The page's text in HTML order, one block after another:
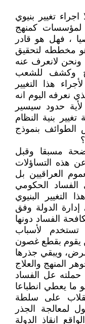
تغيير بنيوي
لمؤسسات كمنهج
، فهل هو قادر
مخططه لتحقيق
ونحن لانعرف عنه
وكشف للشعب
هذا التغيير
نعرفه اليوم انه
حدود سيسير
بنية النظام
الطوائف بنموذج
مسبقا وقبل
هذه التساؤلات
العراقيين بل
الفساد الحكومي
البنيوي
الدولة وفق
الفساد دونها
لأسباب
يقوم بقطع غصون
ويبقي جذرها
المنهج والعلاج
حملته عل الفساد
ما يعطي انطباعا
على سلطة
لمعالجة الجذر
انقاذ الدولة